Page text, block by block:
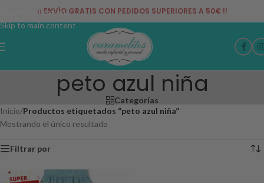
Skip to navigation
Skip to main content
¡¡ ENVÍO GRATIS CON PEDIDOS SUPERIORES A 50€ !!
peto azul niña
Categorías
Inicio/Productos etiquetados “peto azul niña”
Mostrando el único resultado
Filtrar por